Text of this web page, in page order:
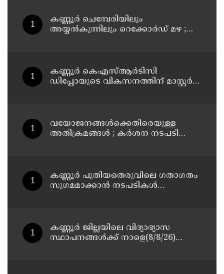
കണ്ണൂർ ചെമ്പേരിയിലും
അയ്യൻകുന്നിലും റെക്കോർഡ് മഴ ;
കണ്ണൂർ കെഎസ്ആർടിസി
ഡിപ്പോയുടെ വികസനത്തിന് മാസ്റ്റർ
വയോജനങ്ങൾക്കെതിരെയുള്ള
അതിക്രമങ്ങൾ ; കർശന നടപടി
കണ്ണൂർ പുതിയതെരുവിലെ ഗതാഗതം
സുഗമമാക്കാന്‍ നടപടികള്‍
കണ്ണൂർ ജില്ലയിലെ വിദ്യാഭ്യാസ
സ്ഥാപനങ്ങള്‍ക്ക് നാളെ(8/8/26)